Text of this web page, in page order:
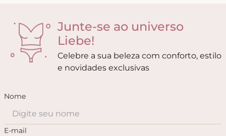
Junte-se ao universo
Liebe!
Celebre a sua beleza com conforto, estilo
e novidades exclusivas
Nome
E-mail